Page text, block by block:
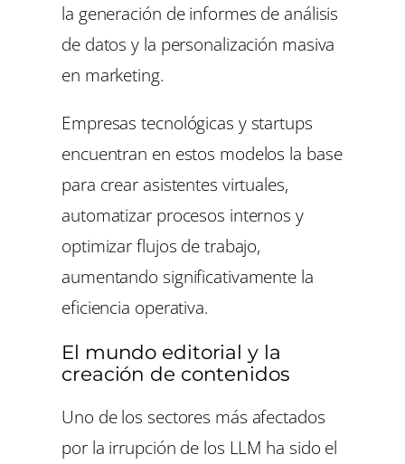
la generación de informes de análisis
de datos y la personalización masiva
en marketing.
Empresas tecnológicas y startups
encuentran en estos modelos la base
para crear asistentes virtuales,
automatizar procesos internos y
optimizar flujos de trabajo,
aumentando significativamente la
eficiencia operativa.
El mundo editorial y la
creación de contenidos
Uno de los sectores más afectados
por la irrupción de los LLM ha sido el